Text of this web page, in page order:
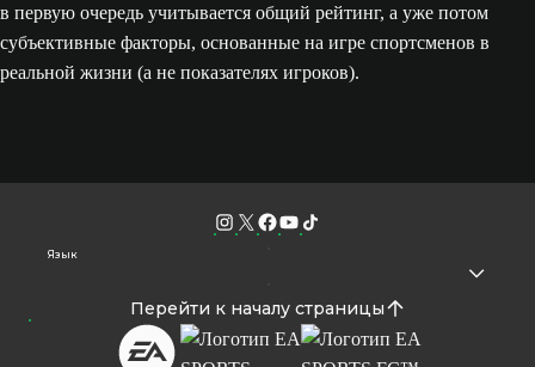
в первую очередь учитывается общий рейтинг, а уже потом
субъективные факторы, основанные на игре спортсменов в
реальной жизни (а не показателях игроков).
Язык
Перейти к началу страницы